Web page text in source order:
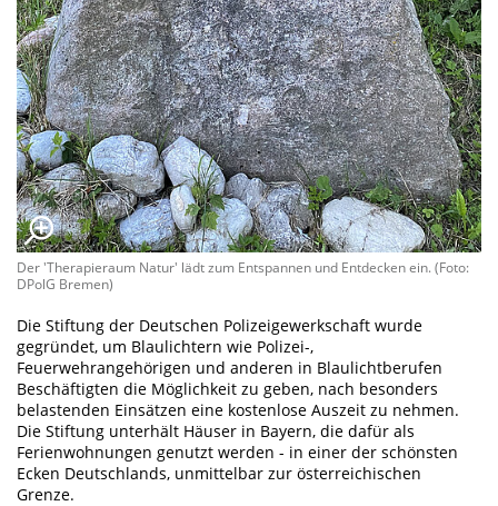
Der 'Therapieraum Natur' lädt zum Entspannen und Entdecken ein. (Foto:
DPolG Bremen)
Die Stiftung der Deutschen Polizeigewerkschaft wurde
gegründet, um Blaulichtern wie Polizei-,
Feuerwehrangehörigen und anderen in Blaulichtberufen
Beschäftigten die Möglichkeit zu geben, nach besonders
belastenden Einsätzen eine kostenlose Auszeit zu nehmen.
Die Stiftung unterhält Häuser in Bayern, die dafür als
Ferienwohnungen genutzt werden - in einer der schönsten
Ecken Deutschlands, unmittelbar zur österreichischen
Grenze.